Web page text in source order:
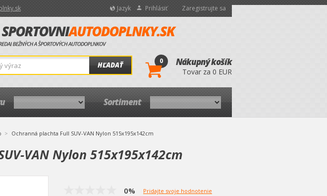
Jazyk Prihlásiť Zaregistrujte sa
HĽADAŤ 0 Nákupný košík
Tovar za 0 EUR
Sortiment
Ochranná plachta Full SUV-VAN Nylon 515x195x142cm
VAN Nylon 515x195x142cm
0% Pridajte svoje hodnotenie